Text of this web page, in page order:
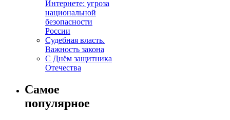
Интернете: угроза
национальной
безопасности
России
Судебная власть.
Важность закона
С Днём защитника
Отечества
Самое
популярное